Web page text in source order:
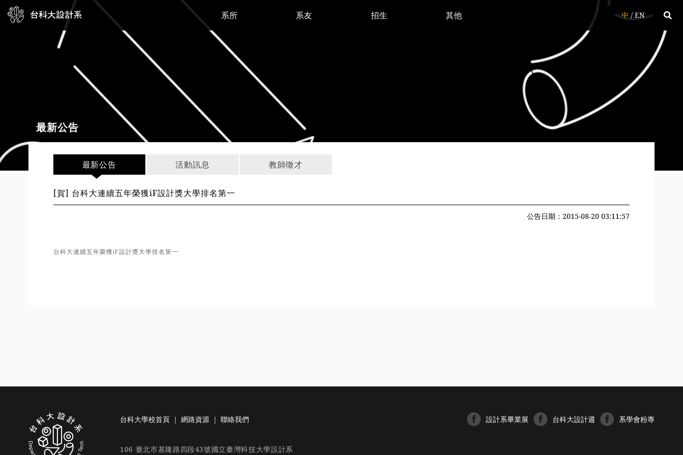
系所 系友 招生 其他 中 / EN
最新公告
最新公告 活動訊息 教師徵才
[賀] 台科大連續五年榮獲iF設計獎大學排名第一
公告日期：2015-08-20 03:11:57
台科大連續五年榮獲iF設計獎大學排名第一
台科大學校首頁 ｜ 網路資源 ｜ 聯絡我們 設計系畢業展 台科大設計週 系學會粉專
106 臺北市基隆路四段43號國立臺灣科技大學設計系